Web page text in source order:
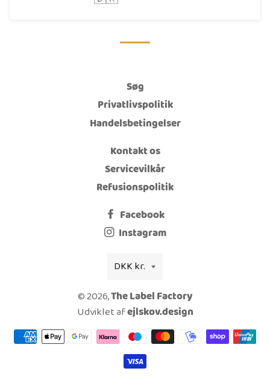
Søg
Privatlivspolitik
Handelsbetingelser
Kontakt os
Servicevilkår
Refusionspolitik
Facebook
Instagram
Valuta
DKK kr.
© 2026,The Label Factory
Udviklet afejlskov.design
Betalingsmetoder